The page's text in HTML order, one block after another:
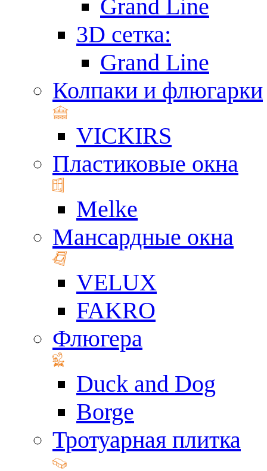
Grand Line
3D сетка:
Grand Line
Колпаки и флюгарки
VICKIRS
Пластиковые окна
Melke
Мансардные окна
VELUX
FAKRO
Флюгера
Duck and Dog
Borge
Тротуарная плитка